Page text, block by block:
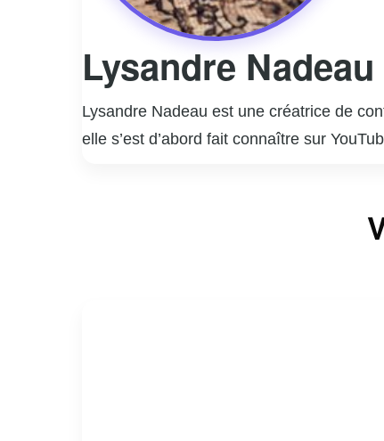
Lysandre Nadeau
Lysandre Nadeau est une créatrice de
elle s’est d’abord fait connaître sur
quotidienne, des collaborations avec des